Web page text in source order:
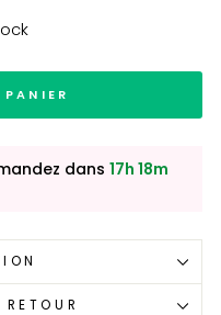
dans 17h 18m